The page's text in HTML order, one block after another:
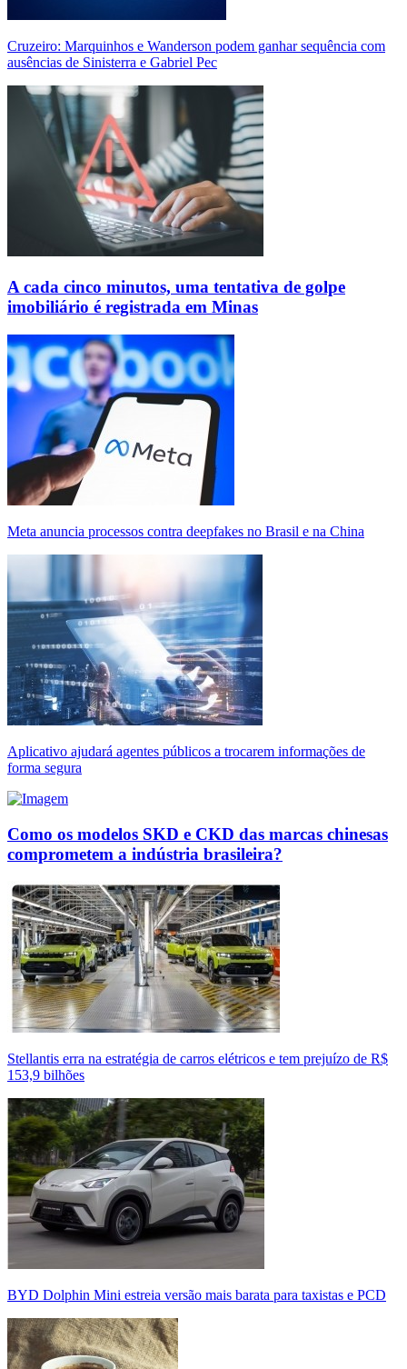
Cruzeiro: Marquinhos e Wanderson podem ganhar sequência com
ausências de Sinisterra e Gabriel Pec
A cada cinco minutos, uma tentativa de golpe
imobiliário é registrada em Minas
Meta anuncia processos contra deepfakes no Brasil e na China
Aplicativo ajudará agentes públicos a trocarem informações de
forma segura
Como os modelos SKD e CKD das marcas chinesas
comprometem a indústria brasileira?
Stellantis erra na estratégia de carros elétricos e tem prejuízo de R$
153,9 bilhões
BYD Dolphin Mini estreia versão mais barata para taxistas e PCD